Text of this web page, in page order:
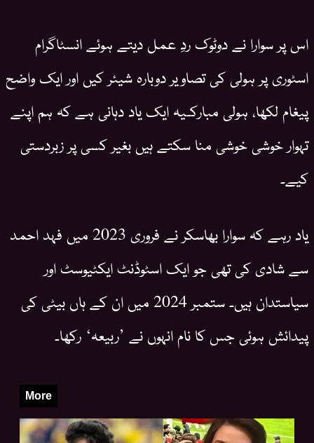
اس پر سوارا نے دوٹوک ردِ عمل دیتے ہوئے انسٹاگرام
اسٹوری پر ہولی کی تصاویر دوبارہ شیئر کیں اور ایک واضح
پیغام لکھا، ہولی مبارکـیہ ایک یاد دہانی ہے کہ ہم اپنے
تہوار خوشی خوشی منا سکتے ہیں بغیر کسی پر زبردستی
کیےـ
یاد رہے کہ سوارا بھاسکر نے فروری 2023 میں فہد احمد
سے شادی کی تھی جو ایک اسٹوڈنٹ ایکٹیوسٹ اور
سیاستدان ہیں۔ ستمبر 2024 میں ان کے ہاں بیٹی کی
پیدائش ہوئی جس کا نام انہوں نے ’ربیعہ‘ رکھا۔
More